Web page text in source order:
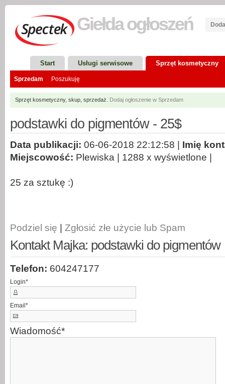
Giełdaogłoszeń
Start Usługi serwisowe Sprzęt kosmetyczny
Sprzedam Poszukuję
Sprzęt kosmetyczny, skup, sprzedaż. Dodaj ogłoszenie w Sprzedam
podstawki do pigmentów - 25$
Data publikacji: 06-06-2018 22:12:58 | Imię
Miejscowość: Plewiska | 1288 x wyświetlone |
25 za sztukę :)
Podziel się Zgłosić złe użycie lub Spam
Kontakt Majka: podstawki do pigmentów
Telefon: 604247177
Login*
Email *
Wiadomość*